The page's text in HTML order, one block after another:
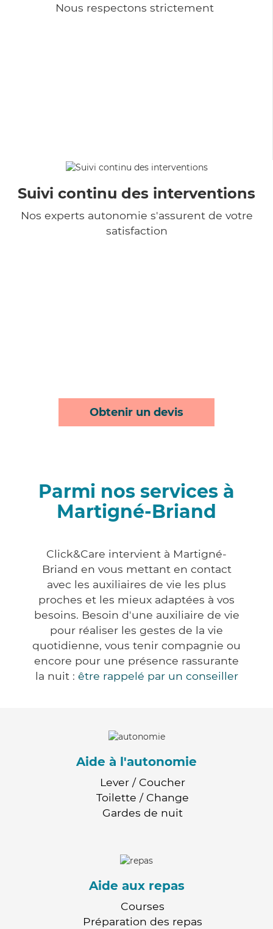
Nous respectons strictement
Suivi continu des interventions
Nos experts autonomie s'assurent de votre
satisfaction
Obtenir un devis
Parmi nos services à
Martigné-Briand
Click&Care intervient à Martigné-
Briand en vous mettant en contact
avec les auxiliaires de vie les plus
proches et les mieux adaptées à vos
besoins. Besoin d'une auxiliaire de vie
pour réaliser les gestes de la vie
quotidienne, vous tenir compagnie ou
encore pour une présence rassurante
la nuit : être rappelé par un conseiller
Aide à l'autonomie
Lever / Coucher
Toilette / Change
Gardes de nuit
Aide aux repas
Courses
Préparation des repas